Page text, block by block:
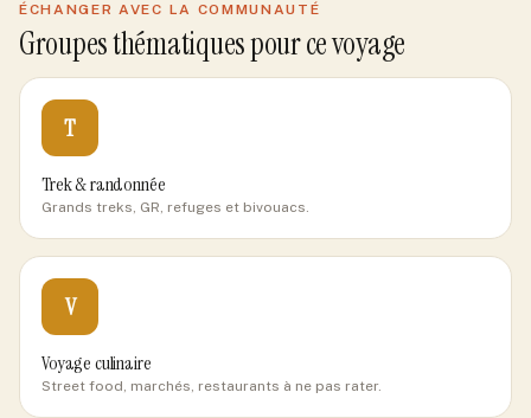
ÉCHANGER AVEC LA COMMUNAUTÉ
Groupes thématiques pour ce voyage
T
Trek & randonnée
Grands treks, GR, refuges et bivouacs.
V
Voyage culinaire
Street food, marchés, restaurants à ne pas rater.